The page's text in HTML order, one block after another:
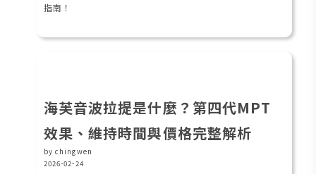
指南！
海芙音波拉提是什麼？第四代MPT
效果、維持時間與價格完整解析
by chingwen
2026-02-24